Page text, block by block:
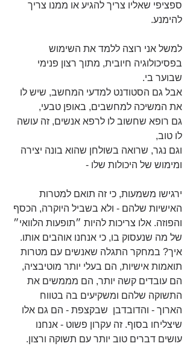
ספציפי שאליו צריך להגיע או ממנו צריך
להימנע.
למשל אני רוצה ללמד את השימוש
בפסיכולוגיה חיובית, מתוך רצון פנימי
שבוער בי.
אבל גם הסטודנט למדעי המחשב, שיש לו
את המשיכה למחשבים, באופן טבעי,
גם רופא שחשוב לו לרפא אנשים, זה עושה
לו טוב,
וגם נגר, שרואה בשולחן שהוא בונה יצירה
ומימוש של היכולות שלו -
ירגישו משמעות, כי זה תואם למטרות
האישיות שלהם - ולא בשביל היוקרה, הכסף
והפוזה. אלו צריכות להיות ״תופעות הלוואי״
של מה שנעסוק בו, כי אנחנו אוהבים אותו.
איך? במחקר התגלה שאנשים עם מטרות
תואמות אישיות, הם בעלי יותר מוטיבציה,
הם עובדים קשה יותר, הם מממשים את
התשוקה שלהם ומשקיעים בה בטווח
הארוך - והדובדבן  שבקצפת - הם גם אלו
שיצליחו בסוף. זה עקרון פשוט - אנחנו
עושים דברים טוב יותר עם תשוקה ורצון.